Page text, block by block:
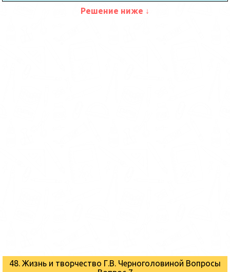
Решение ниже ↓
48. Жизнь и творчество Г.В. Черноголовиной Вопросы